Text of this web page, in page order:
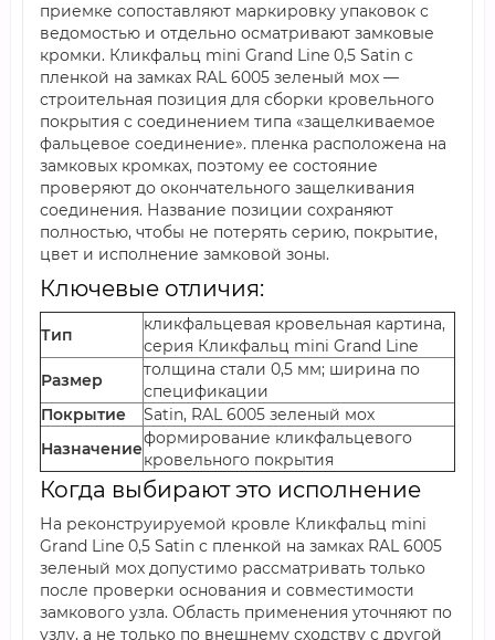
приемке сопоставляют маркировку упаковок с
ведомостью и отдельно осматривают замковые
кромки. Кликфальц mini Grand Line 0,5 Satin с
пленкой на замках RAL 6005 зеленый мох —
строительная позиция для сборки кровельного
покрытия с соединением типа «защелкиваемое
фальцевое соединение». пленка расположена на
замковых кромках, поэтому ее состояние
проверяют до окончательного защелкивания
соединения. Название позиции сохраняют
полностью, чтобы не потерять серию, покрытие,
цвет и исполнение замковой зоны.
Ключевые отличия:
Тип
кликфальцевая кровельная картина,
серия Кликфальц mini Grand Line
Размер
толщина стали 0,5 мм; ширина по
спецификации
Покрытие
Satin, RAL 6005 зеленый мох
Назначение
формирование кликфальцевого
кровельного покрытия
Когда выбирают это исполнение
На реконструируемой кровле Кликфальц mini
Grand Line 0,5 Satin с пленкой на замках RAL 6005
зеленый мох допустимо рассматривать только
после проверки основания и совместимости
замкового узла. Область применения уточняют по
узлу, а не только по внешнему сходству с другой